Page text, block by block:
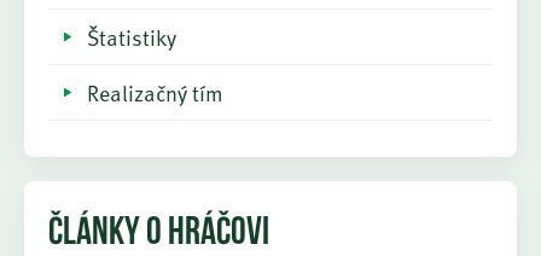
Štatistiky
Realizačný tím
ČLÁNKY O HRÁČOVI